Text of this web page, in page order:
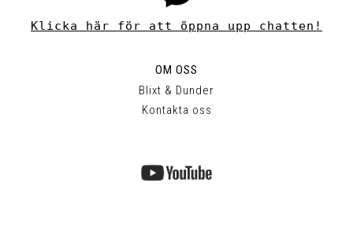
Klicka här för att öppna upp chatten!
OM OSS
Blixt & Dunder
Kontakta oss